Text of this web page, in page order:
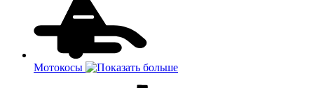
Мотокосы